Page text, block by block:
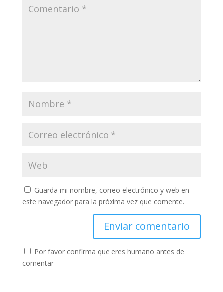
Guarda mi nombre, correo electrónico y web en
este navegador para la próxima vez que comente.
Por favor confirma que eres humano antes de
comentar